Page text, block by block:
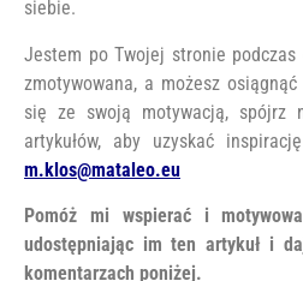
siebie.
Jestem po Twojej stronie podczas
zmotywowana, a możesz
się ze swoją motywacją, spójrz
artykułów, aby uzyskać
m.klos@mataleo.eu
Pomóż mi wspierać i
udostępniając im ten artykuł i
komentarzach poniżej.